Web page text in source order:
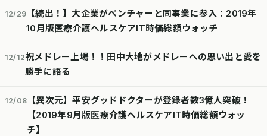
12/29
【続出！】大企業がベンチャーと同事業に参入：2019年
10月版医療介護ヘルスケアIT時価総額ウォッチ
12/12祝メドレー上場！！田中大地がメドレーへの思い出と愛を
勝手に語る
12/08
【異次元】平安グッドドクターが登録者数3億人突破！
【2019年9月版医療介護ヘルスケアIT時価総額ウォッ
チ】